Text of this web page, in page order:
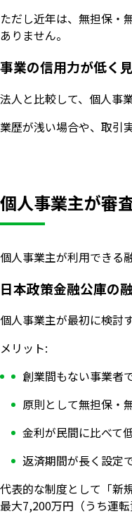
ただし近年は、無担保・
ありません。
事業の信用力が低く
法人と比較して、個人事
業歴が浅い場合や、取引
個人事業主が審
個人事業主が利用できる
日本政策金融公庫の
個人事業主が最初に検討
メリット:
創業間もない事業者
原則として無担保・
金利が民間に比べて
返済期間が長く設定
代表的な制度として「新
最大7,200万円（うち運